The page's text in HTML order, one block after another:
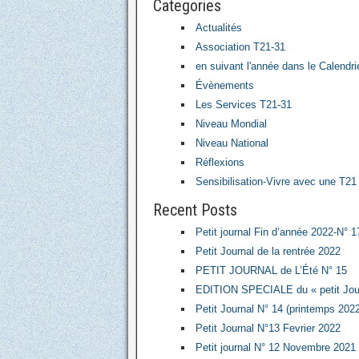
Categories
Actualités
Association T21-31
en suivant l'année dans le
Évènements
Les Services T21-31
Niveau Mondial
Niveau National
Réflexions
Sensibilisation-Vivre avec une T21
Recent Posts
Petit journal Fin d’année 2022-N°
Petit Journal de la rentrée 2022
PETIT JOURNAL de L’Été N° 15
EDITION SPECIALE du « petit
Petit Journal N° 14 (printemps
Petit Journal N°13 Fevrier 2022
Petit journal N° 12 Novembre 2021